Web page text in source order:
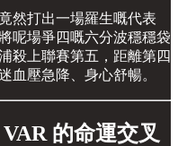
然打出一場羅生嘅代表
呢場爭四嘅六分波穩穩袋
殺上聯賽第五，距離第四
血壓急降、身心舒暢。
的命運交叉